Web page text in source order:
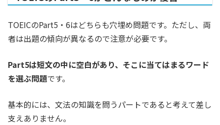
TOEICのPart5・6はどちらも穴埋め問題です。ただし、両
者は出題の傾向が異なるので注意が必要です。
Part5は短文の中に空白があり、そこに当てはまるワード
を選ぶ問題です。
基本的には、文法の知識を問うパートであると考えて差し
支えありません。